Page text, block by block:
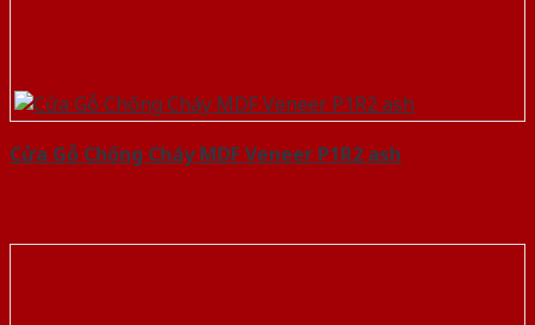
Cửa Gỗ Chống Cháy MDF Veneer P1R2 ash